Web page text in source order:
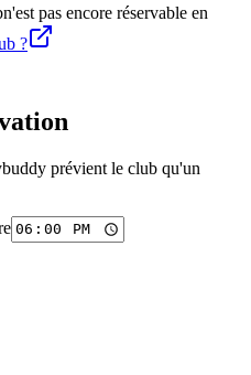
n'est pas encore réservable en
?
prévient le club qu'un